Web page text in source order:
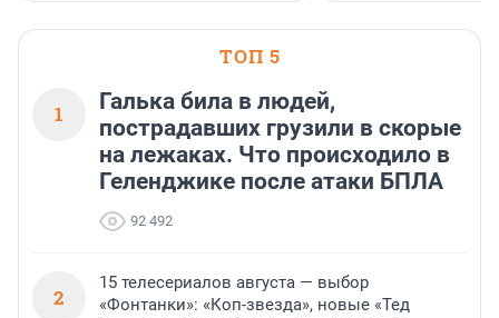
ТОП 5
1
Галька била в людей,
пострадавших грузили в скорые
на лежаках. Что происходило в
Геленджике после атаки БПЛА
92 492
2
15 телесериалов августа — выбор
«Фонтанки»: «Коп-звезда», новые «Тед